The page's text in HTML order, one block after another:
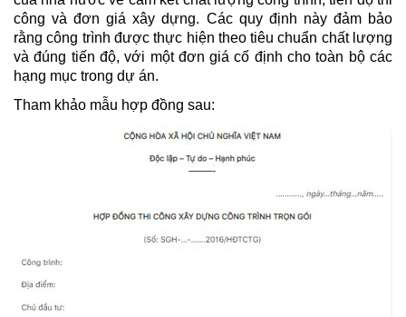
công và đơn giá xây dựng. Các quy định này đảm bảo
rằng công trình được thực hiện theo tiêu chuẩn chất lượng
và đúng tiến độ, với một đơn giá cố định cho toàn bộ các
hạng mục trong dự án.
Tham khảo mẫu hợp đồng sau: